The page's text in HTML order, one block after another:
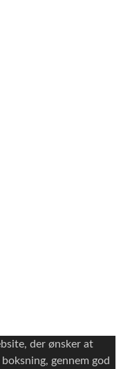
der ønsker at
gennem god